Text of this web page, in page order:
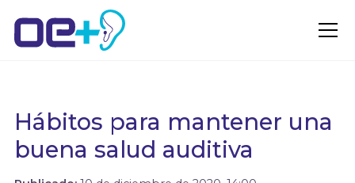
Hábitos para mantener una
buena salud auditiva